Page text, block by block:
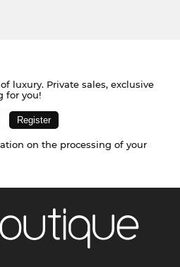
luxury. Private sales, exclusive
for you!
on the processing of your